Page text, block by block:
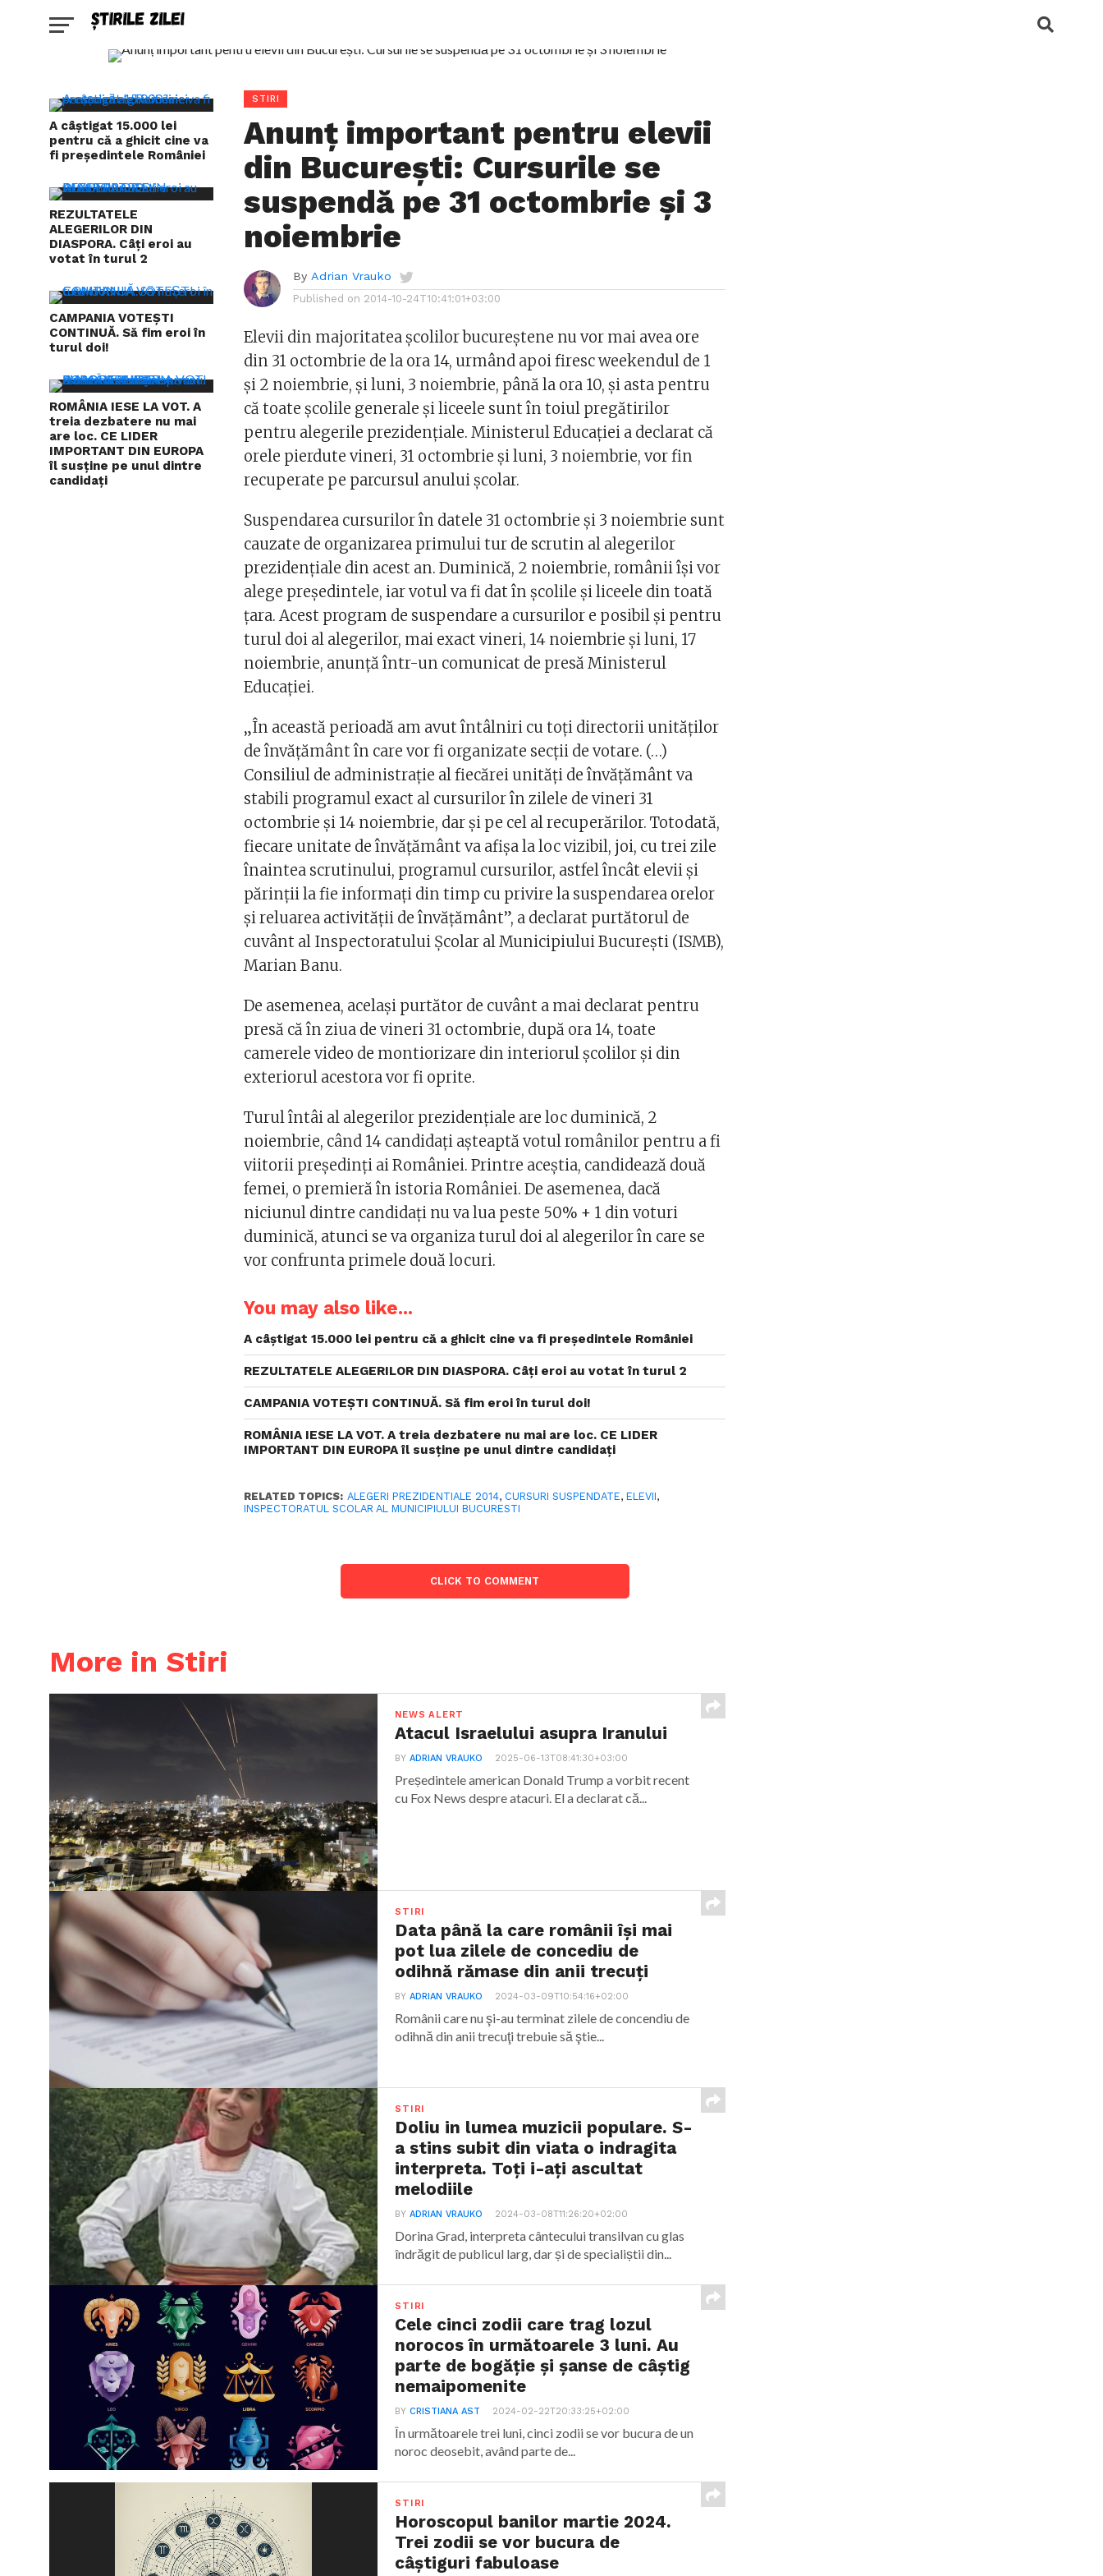
A câștigat 15.000 lei
pentru că a ghicit cine va
fi președintele României
REZULTATELE
ALEGERILOR DIN
DIASPORA. Câți eroi au
votat în turul 2
CAMPANIA VOTEȘTI
CONTINUĂ. Să fim eroi în
turul doi!
ROMÂNIA IESE LA VOT. A
treia dezbatere nu mai
are loc. CE LIDER
IMPORTANT DIN EUROPA
îl susține pe unul dintre
candidați
STIRI
Anunț important pentru elevii
din București: Cursurile se
suspendă pe 31 octombrie și 3
noiembrie
By Adrian Vrauko
Published on 2014-10-24T10:41:01+03:00
Elevii din majoritatea școlilor bucureștene nu vor mai avea ore
din 31 octombrie de la ora 14, urmând apoi firesc weekendul de 1
și 2 noiembrie, și luni, 3 noiembrie, până la ora 10, și asta pentru
că toate școlile generale și liceele sunt în toiul pregătirilor
pentru alegerile prezidențiale. Ministerul Educației a declarat că
orele pierdute vineri, 31 octombrie și luni, 3 noiembrie, vor fin
recuperate pe parcursul anului școlar.
Suspendarea cursurilor în datele 31 octombrie și 3 noiembrie sunt
cauzate de organizarea primului tur de scrutin al alegerilor
prezidențiale din acest an. Duminică, 2 noiembrie, românii își vor
alege președintele, iar votul va fi dat în școlile și liceele din toată
țara. Acest program de suspendare a cursurilor e posibil și pentru
turul doi al alegerilor, mai exact vineri, 14 noiembrie și luni, 17
noiembrie, anunță într-un comunicat de presă Ministerul
Educației.
„În această perioadă am avut întâlniri cu toţi directorii unităţilor
de învăţământ în care vor fi organizate secţii de votare. (…)
Consiliul de administraţie al fiecărei unităţi de învăţământ va
stabili programul exact al cursurilor în zilele de vineri 31
octombrie şi 14 noiembrie, dar şi pe cel al recuperărilor. Totodată,
fiecare unitate de învăţământ va afişa la loc vizibil, joi, cu trei zile
înaintea scrutinului, programul cursurilor, astfel încât elevii şi
părinţii la fie informaţi din timp cu privire la suspendarea orelor
şi reluarea activităţii de învăţământ”, a declarat purtătorul de
cuvânt al Inspectoratului Școlar al Municipiului București (ISMB),
Marian Banu.
De asemenea, același purtător de cuvânt a mai declarat pentru
presă că în ziua de vineri 31 octombrie, după ora 14, toate
camerele video de montiorizare din interiorul școlilor și din
exteriorul acestora vor fi oprite.
Turul întâi al alegerilor prezidențiale are loc duminică, 2
noiembrie, când 14 candidați așteaptă votul românilor pentru a fi
viitorii președinți ai României. Printre aceștia, candidează două
femei, o premieră în istoria României. De asemenea, dacă
niciunul dintre candidați nu va lua peste 50% + 1 din voturi
duminică, atunci se va organiza turul doi al alegerilor în care se
vor confrunta primele două locuri.
You may also like...
A câștigat 15.000 lei pentru că a ghicit cine va fi președintele României
REZULTATELE ALEGERILOR DIN DIASPORA. Câți eroi au votat în turul 2
CAMPANIA VOTEȘTI CONTINUĂ. Să fim eroi în turul doi!
ROMÂNIA IESE LA VOT. A treia dezbatere nu mai are loc. CE LIDER
IMPORTANT DIN EUROPA îl susține pe unul dintre candidați
RELATED TOPICS: ALEGERI PREZIDENTIALE 2014, CURSURI SUSPENDATE,ELEVII,
INSPECTORATUL SCOLAR AL MUNICIPIULUI BUCURESTI
CLICK TO COMMENT
More in Stiri
NEWS ALERT
Atacul Israelului asupra Iranului
BYADRIAN VRAUKO 2025-06-13T08:41:30+03:00
Președintele american Donald Trump a vorbit recent
cu Fox News despre atacuri. El a declarat că...
STIRI
Data până la care românii îşi mai
pot lua zilele de concediu de
odihnă rămase din anii trecuţi
BYADRIAN VRAUKO 2024-03-09T10:54:16+02:00
Românii care nu şi-au terminat zilele de concendiu de
odihnă din anii trecuţi trebuie să ştie...
STIRI
Doliu in lumea muzicii populare. S-
a stins subit din viata o indragita
interpreta. Toți i-ați ascultat
melodiile
BYADRIAN VRAUKO 2024-03-08T11:26:20+02:00
Dorina Grad, interpreta cântecului transilvan cu glas
îndrăgit de publicul larg, dar și de specialiștii din...
STIRI
Cele cinci zodii care trag lozul
norocos în următoarele 3 luni. Au
parte de bogăție și șanse de câștig
nemaipomenite
BYCRISTIANA AST 2024-02-22T20:33:25+02:00
În următoarele trei luni, cinci zodii se vor bucura de un
noroc deosebit, având parte de...
STIRI
Horoscopul banilor martie 2024.
Trei zodii se vor bucura de
câștiguri fabuloase